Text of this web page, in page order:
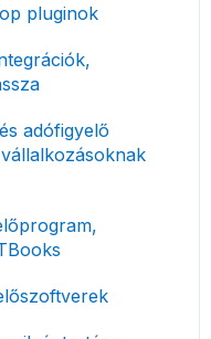
módok
/
végszámla
és idegen nyelvű
piszkozat
pluginok
adófigyelő